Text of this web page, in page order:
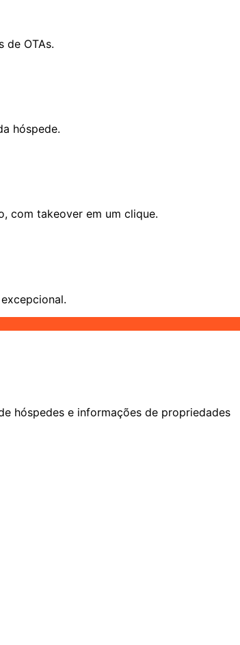
de OTAs.
hóspede.
com takeover em um clique.
hóspedes e informações de propriedades